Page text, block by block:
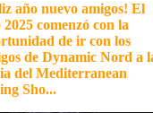
año nuevo amigos! El
2025 comenzó con la
de ir con los
de Dynamic Nord a
del Mediterranean
Sho...